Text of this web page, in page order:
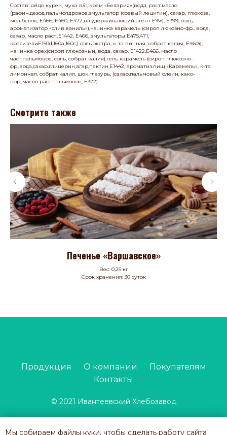
Состав: яйцо курен, мука в/с, крем «Белария»(вода, раст.масло
(рафин.дезод.пальмоядровое,эмульгатор (соевый лецитин), сахар, глюкоза,
мол.белок, Е466, Е460, Е472,вл.удерживающий агент Е%»), Е399, соль,
ароматизатор «слив.ваниль»),начинка карамель (сироп люкозно-фр., вода,
сахар, масло раст.,Е1442, Е466, эмульгаторы Е475,471,
красителиЕ150d,160а,160с,) соль экстра, к-та винная, собрат калия, Е460i),
начинка орех(сироп глюкозный, вода, сахар, Е1422,Е466, масло
част.пальмовое, соль, собрат калия),гель карамель (сироп глюкозно-
фр.,вода,сахар,глицерин,агар,пектин,Е1442, ароматиз.пищ «Карамель», к-та
лимонная, собрат калия, шок.глазурь, (сахар,пальмовый олеин, како-
пор.,масло раст.пальмовое, Е322)
Смотрите также
Печенье «Варшавское»
Вес: 0,25 кг
Срок хранения: 30 суток
Продукция О компании
Покупателям
Контакты
© 2021 Ивантеевский Хлебозавод
Политика конфиденциальности
Мы собираем файлы куки, чтобы сделать работу сайта